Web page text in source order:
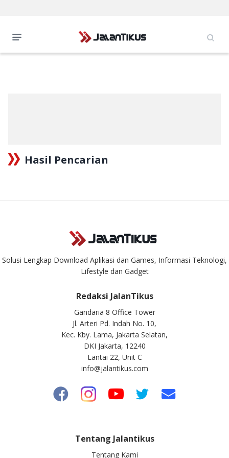
Hasil Pencarian
Solusi Lengkap Download Aplikasi dan Games, Informasi Teknologi,
Lifestyle dan Gadget
Redaksi JalanTikus
Gandaria 8 Office Tower
Jl. Arteri Pd. Indah No. 10,
Kec. Kby. Lama, Jakarta Selatan,
DKI Jakarta, 12240
Lantai 22, Unit C
info@jalantikus.com
Tentang Jalantikus
Tentang Kami